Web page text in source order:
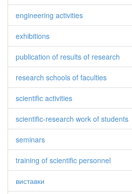
engineering activities
exhibitions
publication of results of research
research schools of faculties
scientific activities
scientific-research work of students
seminars
training of scientific personnel
виставки